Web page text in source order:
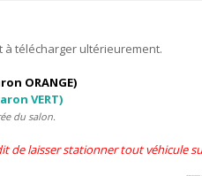
télécharger ultérieurement.
ORANGE)
VERT)
du salon.
de laisser stationner tout véhicule